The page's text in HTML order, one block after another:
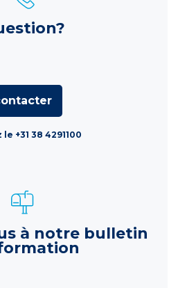
+31 38 4291100
à notre bulletin